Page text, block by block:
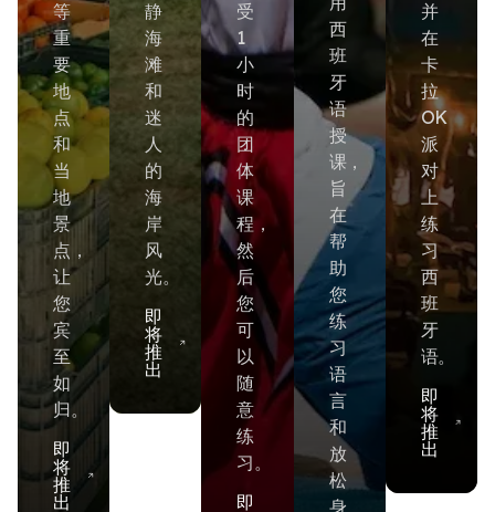
等
重
要
地
点
和
当
地
景
点，
让
您
宾
至
如
归。
即
将
推
出
静
海
滩
和
迷
人
的
海
岸
风
光。
即
将
推
出
受
1
小
时
的
团
体
课
程，
然
后
您
可
以
随
意
练
习。
即
西
班
牙
语
授
课，
旨
在
帮
助
您
练
习
语
言
和
放
松
身
并
在
卡
拉
OK
派
对
上
练
习
西
班
牙
语。
即
将
推
出